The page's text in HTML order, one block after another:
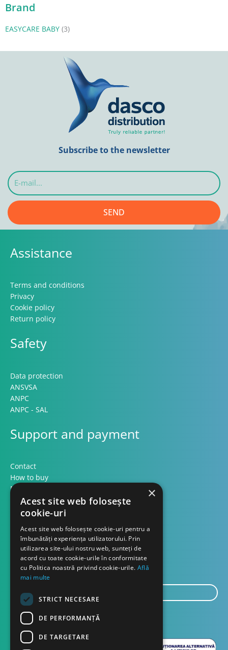
Brand
EASYCARE BABY (3)
Subscribe to the newsletter
E-
mail...
SEND
Assistance
Terms and conditions
Privacy
Cookie policy
Return policy
Safety
Data protection
ANSVSA
ANPC
ANPC - SAL
Support and payment
Contact
How to buy
Methods of payment
Formular retur
Contact
About us
Blog
mail...
SEND
×
Acest site web folosește
cookie-uri
Acest site web folosește cookie-uri pentru a
îmbunătăți experiența utilizatorului. Prin
utilizarea site-ului nostru web, sunteți de
acord cu toate cookie-urile în conformitate
cu Politica noastră privind cookie-urile. Află
mai multe
STRICT NECESARE
DE PERFORMANȚĂ
DE TARGETARE